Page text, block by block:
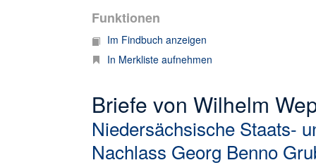
Funktionen
Im Findbuch anzeigen
In Merkliste aufnehmen
Briefe von Wilhelm
Niedersächsische Staats-
Nachlass Georg Benno